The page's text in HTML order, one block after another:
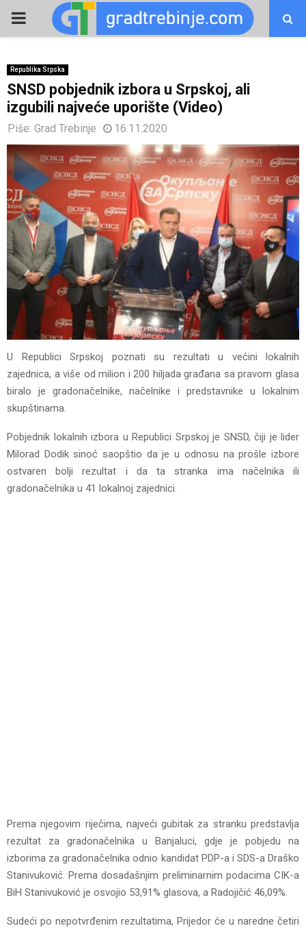
PRIMARY
Republika Srpska
SNSD pobjednik izbora u Srpskoj, ali
izgubili najveće uporište (Video)
Piše: Grad Trebinje 16.11.2020
U Republici Srpskoj poznati su rezultati u većini lokalnih
zajednica, a više od milion i 200 hiljada građana sa pravom glasa
biralo je gradonačelnike, načelnike i predstavnike u lokalnim
skupštinama.
Pobjednik lokalnih izbora u Republici Srpskoj je SNSD, čiji je lider
Milorad Dodik sinoć saopštio da je u odnosu na prošle izbore
ostvaren bolji rezultat i da ta stranka ima načelnika ili
gradonačelnika u 41 lokalnoj zajednici.
Prema njegovim riječima, najveći gubitak za stranku predstavlja
rezultat za gradonačelnika u Banjaluci, gdje je pobjedu na
izborima za gradonačelnika odnio kandidat PDP-a i SDS-a Draško
Stanivuković. Prema dosadašnjim preliminarnim podacima CIK-a
BiH Stanivuković je osvojio 53,91% glasova, a Radojičić 46,09%.
Sudeći po nepotvrđenim rezultatima, Prijedor će u naredne četiri